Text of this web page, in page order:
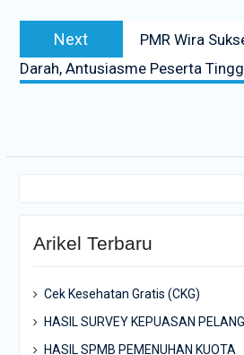
Next
post:
PMR Wira
Darah, Antusiasme Peserta
Arikel Terbaru
Cek Kesehatan Gratis (CKG)
HASIL SURVEY KEPUASAN
HASIL SPMB PEMENUHAN KUOTA